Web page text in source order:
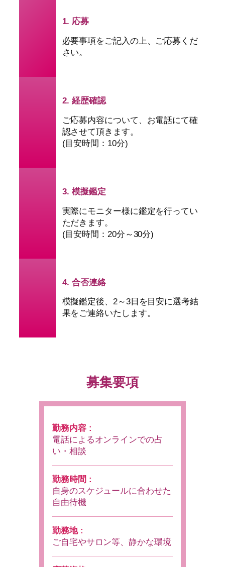
1. 応募
必要事項をご記入の上、ご応募くだ
さい。
2. 経歴確認
ご応募内容について、お電話にて確
認させて頂きます。
(目安時間：10分)
3. 模擬鑑定
実際にモニター様に鑑定を行ってい
ただきます。
(目安時間：20分～30分)
4. 合否連絡
模擬鑑定後、2～3日を目安に選考結
果をご連絡いたします。
募集要項
勤務内容 :
電話によるオンラインでの占
い・相談
勤務時間 :
自身のスケジュールに合わせた
自由待機
勤務地 :
ご自宅やサロン等、静かな環境